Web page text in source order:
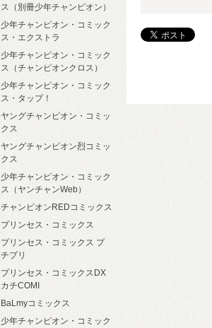
ス（別冊少年チャンピオン）
少年チャンピオン・コミック
ス・エクストラ
少年チャンピオン・コミック
ス（チャンピオンクロス）
少年チャンピオン・コミック
ス・タップ！
ヤングチャンピオン・コミッ
クス
ヤングチャンピオン烈コミッ
クス
少年チャンピオン・コミック
ス（ヤンチャンWeb）
チャンピオンREDコミックス
プリンセス・コミックス
プリンセス・コミックス プ
チプリ
プリンセス・コミックスDX
カチCOMI
BaLmyコミックス
少年チャンピオン・コミック